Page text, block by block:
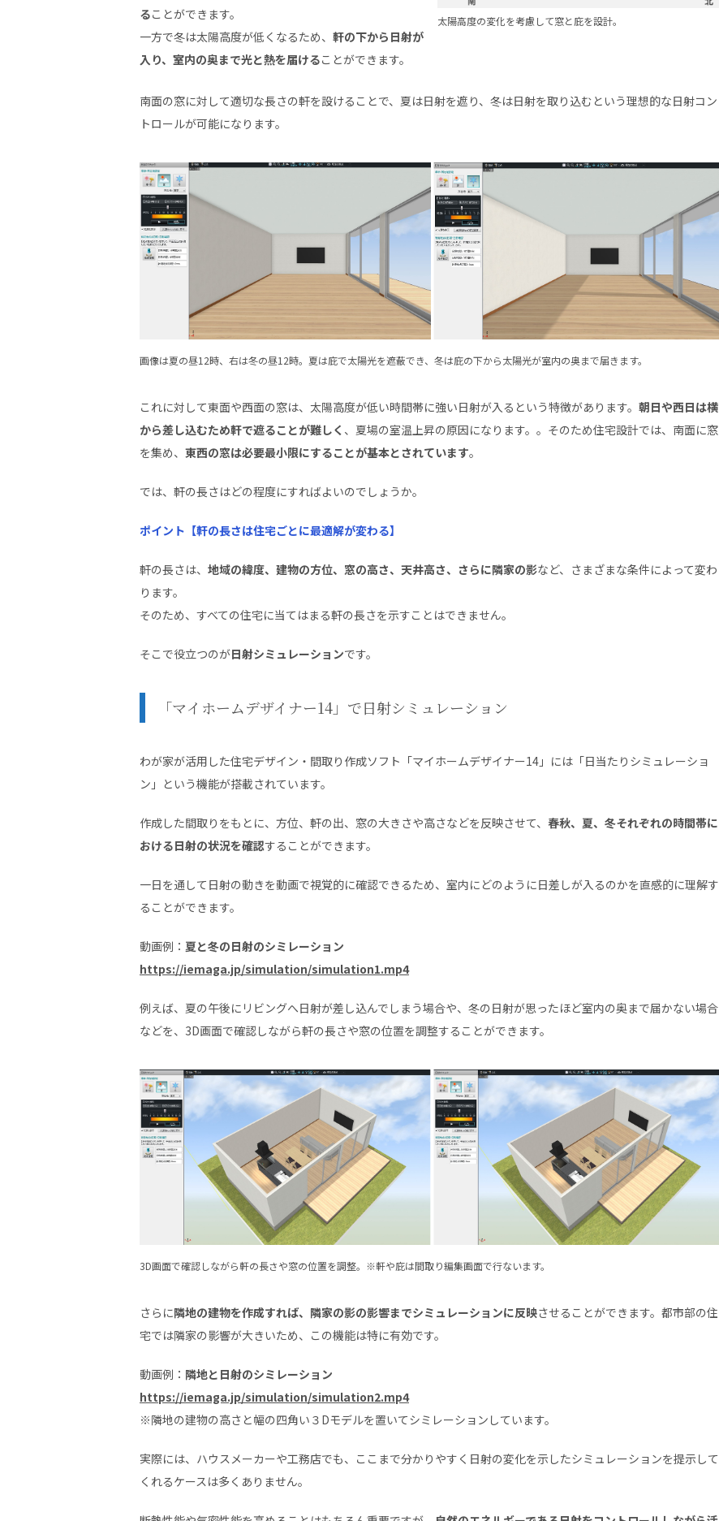
ることができます。
一方で冬は太陽高度が低くなるため、 軒の下から日射が
入り、室内の奥まで光と熱を届けることができます。
太陽高度の変化を考慮して窓と庇を設計。
南面の窓に対して適切な長さの軒を設けることで、夏は日射を遮り、冬は日射を取り込むという理想的な日射コン
トロールが可能になります。
画像は夏の昼12時、右は冬の昼12時。夏は庇で太陽光を遮蔽でき、冬は庇の下から太陽光が室内の奥まで届きます。
これに対して東面や西面の窓は、太陽高度が低い時間帯に強い日射が入るという特徴があります。 朝日や西日は横
から差し込むため軒で遮ることが難しく 、夏場の室温上昇の原因になります。。そのため住宅設計では、南面に窓
を集め、 東西の窓は必要最小限にすることが基本とされています。
では、軒の長さはどの程度にすればよいのでしょうか。
ポイント【軒の長さは住宅ごとに最適解が変わる】
軒の長さは、 地域の緯度、建物の方位、窓の高さ、天井高さ、さらに隣家の影など、さまざまな条件によって変わ
ります。
そのため、すべての住宅に当てはまる軒の長さを示すことはできません。
そこで役立つのが日射シミュレーションです。
「マイホームデザイナー14」で日射シミュレーション
わが家が活用した住宅デザイン・間取り作成ソフト「マイホームデザイナー14」には「日当たりシミュレーショ
ン」という機能が搭載されています。
作成した間取りをもとに、方位、軒の出、窓の大きさや高さなどを反映させて、 春秋、夏、冬それぞれの時間帯に
おける日射の状況を確認することができます。
一日を通して日射の動きを動画で視覚的に確認できるため、室内にどのように日差しが入るのかを直感的に理解す
ることができます。
動画例： 夏と冬の日射のシミレーション
https://iemaga.jp/simulation/simulation1.mp4
例えば、夏の午後にリビングへ日射が差し込んでしまう場合や、冬の日射が思ったほど室内の奥まで届かない場合
などを、3D画面で確認しながら軒の長さや窓の位置を調整することができます。
3D画面で確認しながら軒の長さや窓の位置を調整。※軒や庇は間取り編集画面で行ないます。
さらに隣地の建物を作成すれば、隣家の影の影響までシミュレーションに反映させることができます。都市部の住
宅では隣家の影響が大きいため、この機能は特に有効です。
動画例： 隣地と日射のシミレーション
https://iemaga.jp/simulation/simulation2.mp4
※隣地の建物の高さと幅の四角い３Dモデルを置いてシミレーションしています。
実際には、ハウスメーカーや工務店でも、ここまで分かりやすく日射の変化を示したシミュレーションを提示して
くれるケースは多くありません。